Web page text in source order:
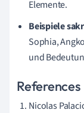
Elemente.
Beispiele
Sophia,
und
References
Nicolas